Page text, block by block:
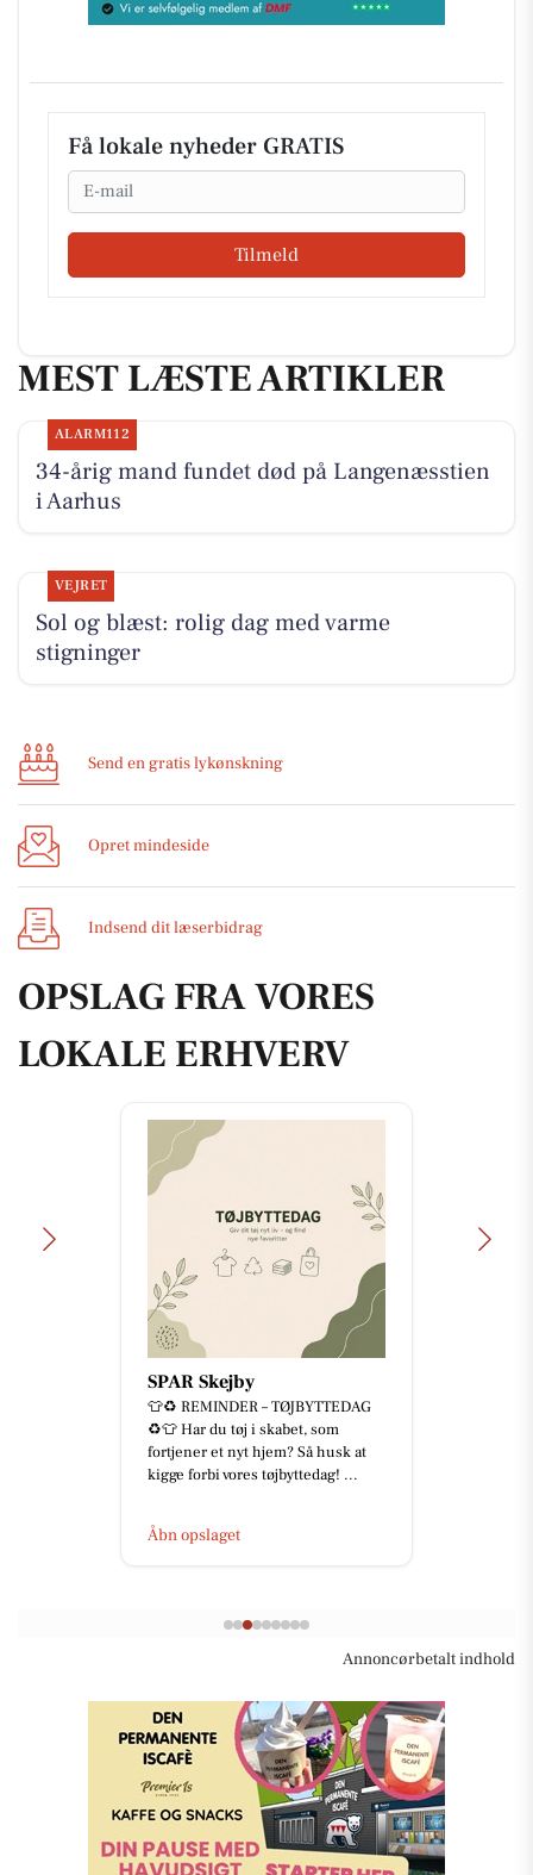
Få lokale nyheder GRATIS
Email
Tilmeld
MEST LÆSTE ARTIKLER
ALARM112
34-årig mand fundet død på Langenæsstien
i Aarhus
VEJRET
Sol og blæst: rolig dag med varme
stigninger
Send en gratis lykønskning
Opret mindeside
Indsend dit læserbidrag
OPSLAG FRA VORES
LOKALE ERHVERV
SPAR Skejby
👕♻️ REMINDER – TØJBYTTEDAG
♻️👕 Har du tøj i skabet, som
fortjener et nyt hjem? Så husk at
kigge forbi vores tøjbyttedag! ...
Åbn opslaget
Annoncørbetalt indhold